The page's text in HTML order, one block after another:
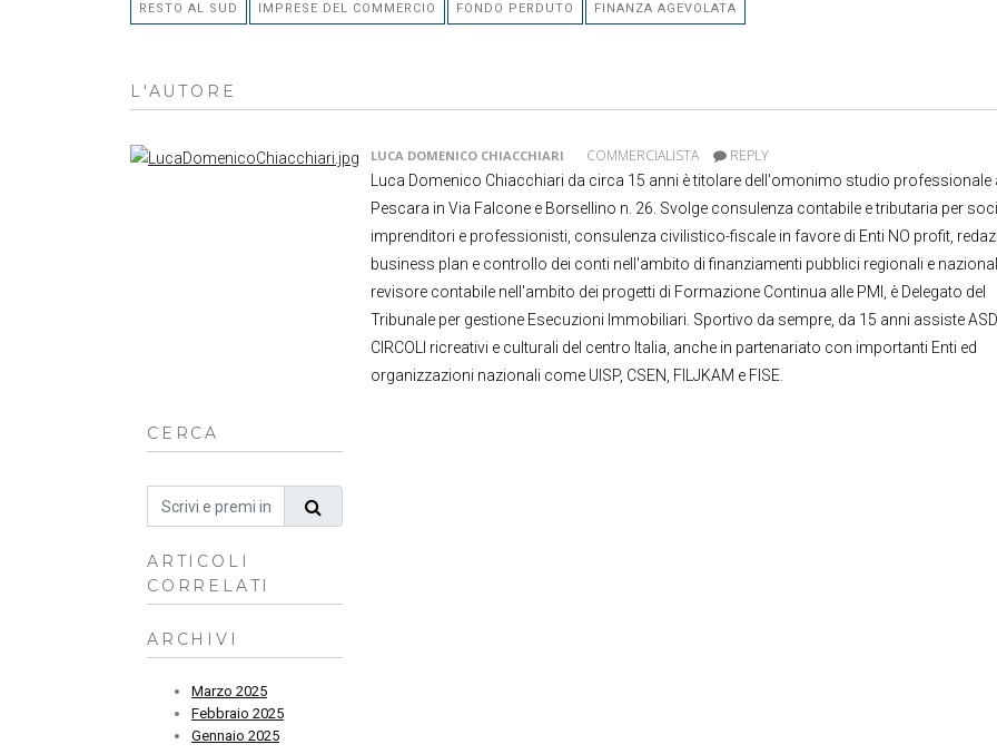
RESTO AL SUD IMPRESE DEL COMMERCIO FONDO PERDUTO FINANZA AGEVOLATA
L'AUTORE
LUCA DOMENICO CHIACCHIARI COMMERCIALISTA REPLY
Luca Domenico Chiacchiari da circa 15 anni è titolare dell'omonimo studio professionale
Pescara in Via Falcone e Borsellino n. 26. Svolge consulenza contabile e tributaria per
imprenditori e professionisti, consulenza civilistico-fiscale in favore di Enti NO profit,
business plan e controllo dei conti nell'ambito di finanziamenti pubblici regionali e
revisore contabile nell'ambito dei progetti di Formazione Continua alle PMI, è Delegato del
Tribunale per gestione Esecuzioni Immobiliari. Sportivo da sempre, da 15 anni assiste
CIRCOLI ricreativi e culturali del centro Italia, anche in partenariato con importanti Enti ed
organizzazioni nazionali come UISP, CSEN, FILJKAM e FISE.
CERCA
ARTICOLI
CORRELATI
ARCHIVI
Marzo 2025
Febbraio 2025
Gennaio 2025